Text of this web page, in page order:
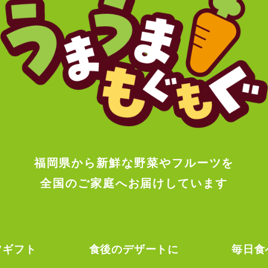
福岡県から新鮮な野菜やフルーツを
全国のご家庭へお届けしています
フト 食後のデザートに 毎日食